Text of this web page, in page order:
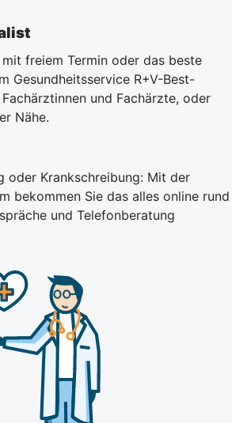
freiem Termin oder das beste
Gesundheitsservice R+V-Best-
und Fachärzte, oder
Nähe.
oder Krankschreibung: Mit der
bekommen Sie das alles online rund
und Telefonberatung